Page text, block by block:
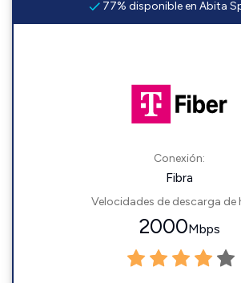
77% disponible en Abita
Conexión:
Fibra
Velocidades de descarga de
2000Mbps